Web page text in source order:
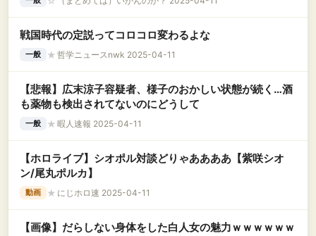
戦国時代の定説ってコロコロ変わるよな
一般 ★ 哲学ニュースnwk 2025-04-11
【悲報】広末涼子容疑者、様子のおかしい状態が続く…酒
も薬物も検出されてないのにどうして
一般 ★ 暇人速報 2025-04-11
【ホロライブ】シオポル対談どりゃああああ【紫咲シオ
ン/尾丸ポルカ】
動画 ★ にじホロ速 2025-04-11
【画像】だらしない身体をした白人女の魅力ｗｗｗｗｗｗ